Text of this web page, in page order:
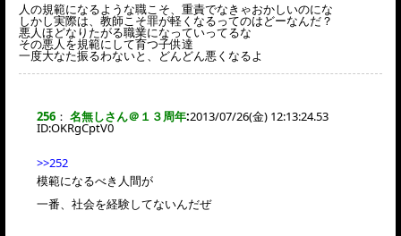
人の規範になるような職こそ、重責でなきゃおかしいのにな
しかし実際は、教師こそ罪が軽くなるってのはどーなんだ？
悪人ほどなりたがる職業になっていってるな
その悪人を規範にして育つ子供達
一度大なた振るわないと、どんどん悪くなるよ
256 ： 名無しさん＠１３周年:2013/07/26(金) 12:13:24.53
ID:OKRgCptV0
>>252
模範になるべき人間が
一番、社会を経験してないんだぜ